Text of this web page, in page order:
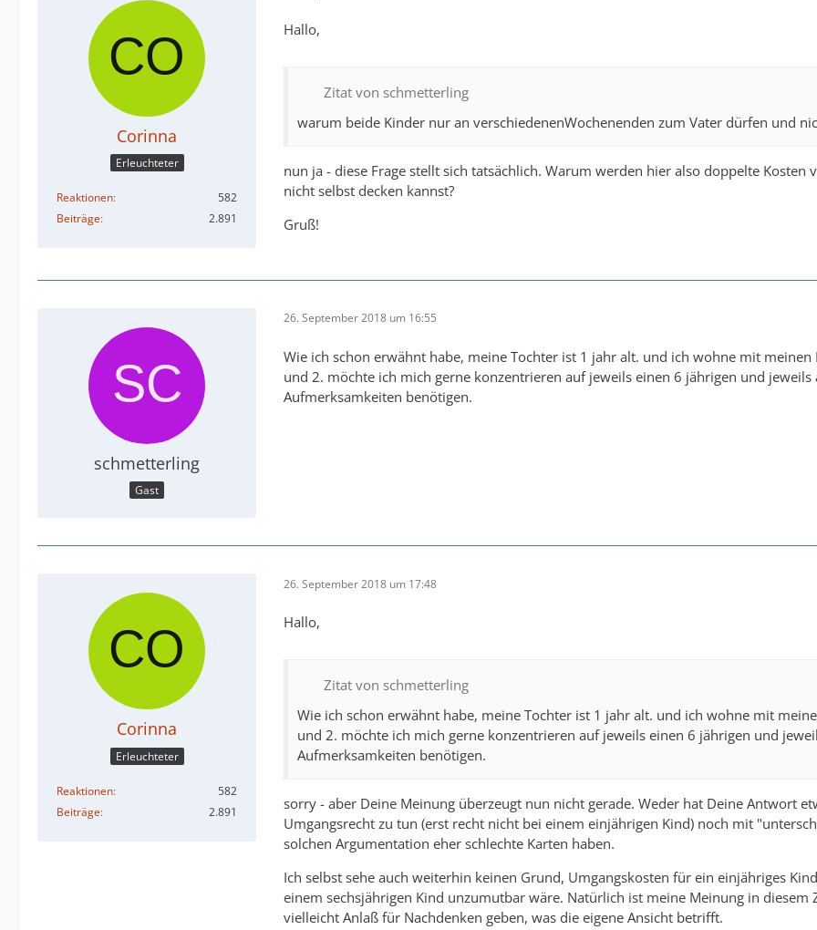
Corinna
Erleuchteter
Reaktionen
582
Beiträge
2.891
Hallo,
Zitat von schmetterling
warum beide Kinder nur an verschiedenenWochenenden zum Vater dürfen und
nun ja - diese Frage stellt sich tatsächlich. Warum werden hier also doppelte
nicht selbst decken kannst?
Gruß!
schmetterling
Gast
26. September 2018 um 16:55
Wie ich schon erwähnt habe, meine Tochter ist 1 jahr alt. und ich wohne mit
und 2. möchte ich mich gerne konzentrieren auf jeweils einen 6 jährigen und
Aufmerksamkeiten benötigen.
Corinna
Erleuchteter
Reaktionen
582
Beiträge
2.891
26. September 2018 um 17:48
Hallo,
Zitat von schmetterling
Wie ich schon erwähnt habe, meine Tochter ist 1 jahr alt. und ich wohne mit
und 2. möchte ich mich gerne konzentrieren auf jeweils einen 6 jährigen und
Aufmerksamkeiten benötigen.
sorry - aber Deine Meinung überzeugt nun nicht gerade. Weder hat Deine Antwort
Umgangsrecht zu tun (erst recht nicht bei einem einjährigen Kind) noch mit
solchen Argumentation eher schlechte Karten haben.
Ich selbst sehe auch weiterhin keinen Grund, Umgangskosten für ein einjähriges
einem sechsjährigen Kind unzumutbar wäre. Natürlich ist meine Meinung in
vielleicht Anlaß für Nachdenken geben, was die eigene Ansicht betrifft.